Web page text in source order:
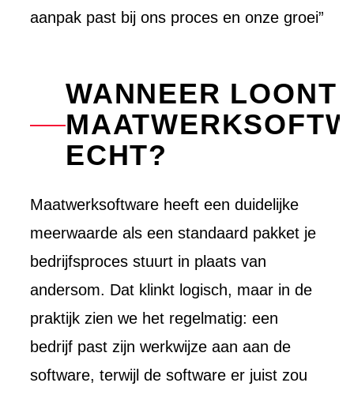
Websites
Software
aanpak past bij ons proces en onze groei”
WANNEER LOONT
ECHT?
Maatwerksoftware heeft een duidelijke
meerwaarde als een standaard pakket je
bedrijfsproces stuurt in plaats van
andersom. Dat klinkt logisch, maar in de
praktijk zien we het regelmatig: een
bedrijf past zijn werkwijze aan aan de
software, terwijl de software er juist zou